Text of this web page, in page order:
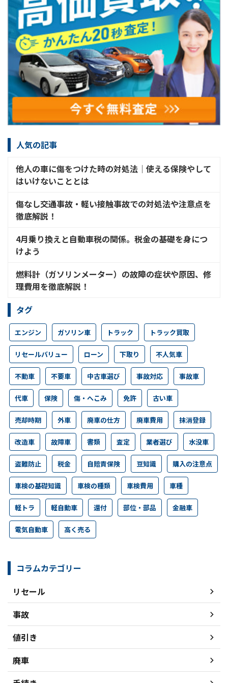
人気の記事
他人の車に傷をつけた時の対処法│使える保険やして
はいけないこととは
傷なし交通事故・軽い接触事故での対処法や注意点を
徹底解説！
4月乗り換えと自動車税の関係。税金の基礎を身につ
けよう
燃料計（ガソリンメーター）の故障の症状や原因、修
理費用を徹底解説！
タグ
エンジン ガソリン車 トラック トラック買取
リセールバリュー ローン 下取り 不人気車
不動車 不要車 中古車選び 事故対応 事故車
代車 保険 傷・へこみ 免許 古い車
売却時期 外車 廃車の仕方 廃車費用 抹消登録
改造車 故障車 書類 査定 業者選び 水没車
盗難防止 税金 自賠責保険 豆知識 購入の注意点
車検の基礎知識 車検の種類 車検費用 車種
軽トラ 軽自動車 還付 部位・部品 金融車
電気自動車 高く売る
コラムカテゴリー
リセール
事故
値引き
廃車